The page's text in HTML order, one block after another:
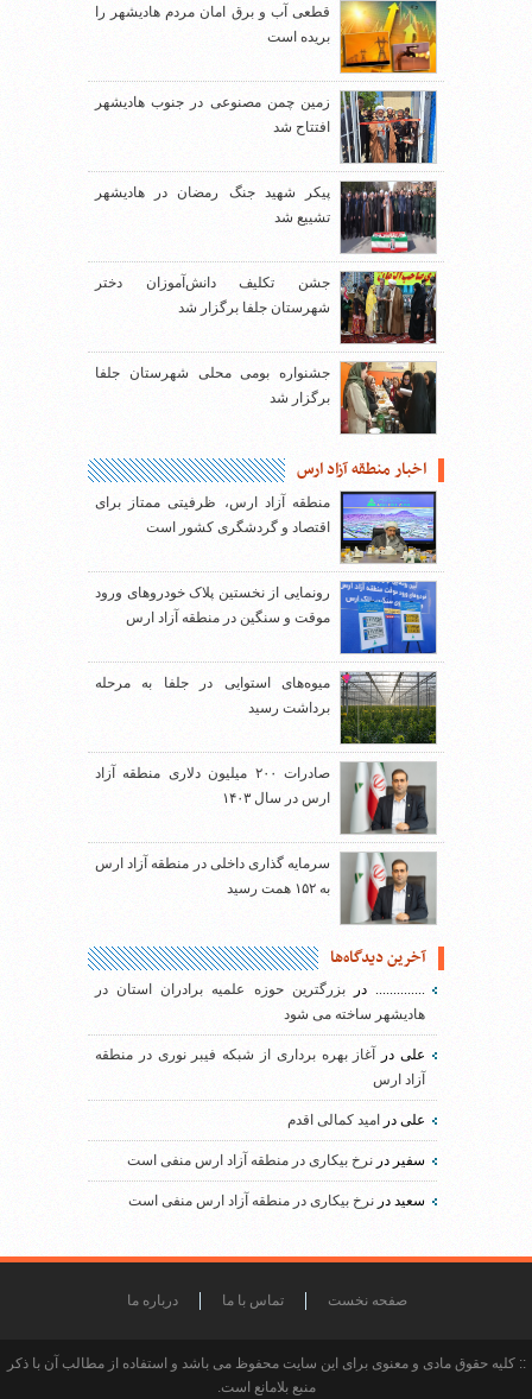
قطعی آب و برق امان مردم هادیشهر را
بریده است
زمین چمن مصنوعی در جنوب هادیشهر
افتتاح شد
پیکر شهید جنگ رمضان در هادیشهر
تشییع شد
جشن تکلیف دانش‌آموزان دختر
شهرستان جلفا برگزار شد
جشنواره بومی محلی شهرستان جلفا
برگزار شد
اخبار منطقه آزاد ارس
منطقه آزاد ارس، ظرفیتی ممتاز برای
اقتصاد و گردشگری کشور است
رونمایی از نخستین پلاک خودروهای ورود
موقت و سنگین در منطقه آزاد ارس
میوه‌های استوایی در جلفا به مرحله
برداشت رسید
صادرات ۲۰۰ میلیون دلاری منطقه آزاد
ارس در سال ۱۴۰۳
سرمایه گذاری داخلی در منطقه آزاد ارس
به ۱۵۲ همت رسید
آخرین دیدگاه‌ها
..............دربزرگترین حوزه علمیه برادران استان در
هادیشهر ساخته می شود
علیدر
آغاز بهره برداری از شبکه فیبر نوری در منطقه
آزاد ارس
علی در امید کمالی اقدم
سفیر در نرخ بیکاری در منطقه آزاد ارس منفی است
سعید در نرخ بیکاری در منطقه آزاد ارس منفی است
صفحه نخست تماس با ما درباره ما
:: کلیه حقوق مادی و معنوی برای این سایت محفوظ می باشد و استفاده از مطالب آن با ذکر
منبع بلامانع است.